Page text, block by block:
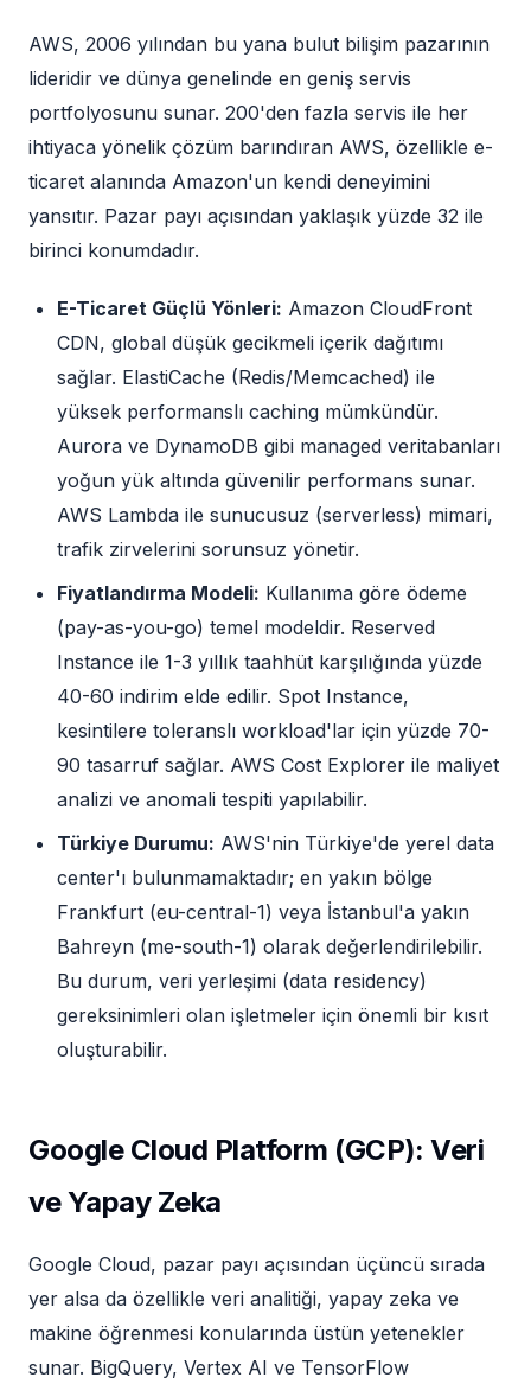
AWS, 2006 yılından bu yana bulut bilişim pazarının
lideridir ve dünya genelinde en geniş servis
portfolyosunu sunar. 200'den fazla servis ile her
ihtiyaca yönelik çözüm barındıran AWS, özellikle e-
ticaret alanında Amazon'un kendi deneyimini
yansıtır. Pazar payı açısından yaklaşık yüzde 32 ile
birinci konumdadır.
E-Ticaret Güçlü Yönleri: Amazon CloudFront
CDN, global düşük gecikmeli içerik dağıtımı
sağlar. ElastiCache (Redis/Memcached) ile
yüksek performanslı caching mümkündür.
Aurora ve DynamoDB gibi managed veritabanları
yoğun yük altında güvenilir performans sunar.
AWS Lambda ile sunucusuz (serverless) mimari,
trafik zirvelerini sorunsuz yönetir.
Fiyatlandırma Modeli: Kullanıma göre ödeme
(pay-as-you-go) temel modeldir. Reserved
Instance ile 1-3 yıllık taahhüt karşılığında yüzde
40-60 indirim elde edilir. Spot Instance,
kesintilere toleranslı workload'lar için yüzde 70-
90 tasarruf sağlar. AWS Cost Explorer ile maliyet
analizi ve anomali tespiti yapılabilir.
Türkiye Durumu: AWS'nin Türkiye'de yerel data
center'ı bulunmamaktadır; en yakın bölge
Frankfurt (eu-central-1) veya İstanbul'a yakın
Bahreyn (me-south-1) olarak değerlendirilebilir.
Bu durum, veri yerleşimi (data residency)
gereksinimleri olan işletmeler için önemli bir kısıt
oluşturabilir.
Google Cloud Platform (GCP): Veri
ve Yapay Zeka
Google Cloud, pazar payı açısından üçüncü sırada
yer alsa da özellikle veri analitiği, yapay zeka ve
makine öğrenmesi konularında üstün yetenekler
sunar. BigQuery, Vertex AI ve TensorFlow